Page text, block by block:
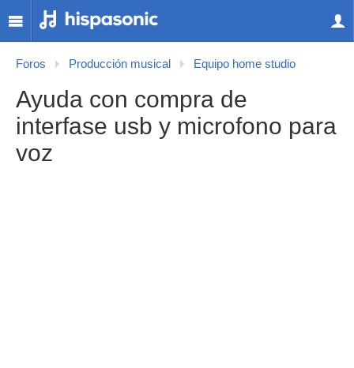
Foros Producción musical Equipo home studio
Ayuda con compra de
interfase usb y microfono para
voz